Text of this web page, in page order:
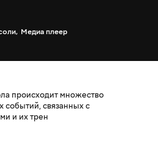
Медиа плеер
происходит множество
связанных с
и их трен